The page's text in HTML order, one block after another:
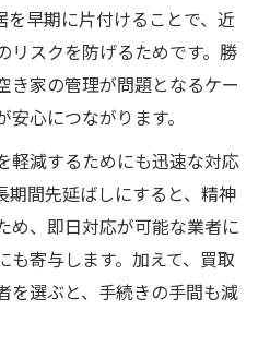
を早期に片付けることで、近
リスクを防げるためです。勝
き家の管理が問題となるケー
心につながります。
軽減するためにも迅速な対応
期間先延ばしにすると、精神
め、即日対応が可能な業者に
も寄与します。加えて、買取
を選ぶと、手続きの手間も減